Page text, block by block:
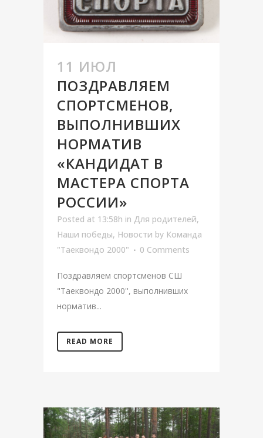
11 ИЮЛ
ПОЗДРАВЛЯЕМ
СПОРТСМЕНОВ,
ВЫПОЛНИВШИХ
НОРМАТИВ
«КАНДИДАТ В
МАСТЕРА СПОРТА
РОССИИ»
Posted at 13:58h in Для родителей,
Наши победы, Новости by Команда
"Таеквондо 2000"
0 Comments
Поздравляем спортсменов СШ
"Таеквондо 2000'', выполнивших
норматив...
READ MORE